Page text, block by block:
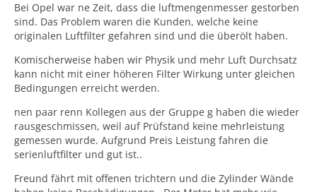
Bei Opel war ne Zeit, dass die luftmengenmesser gestorben
sind. Das Problem waren die Kunden, welche keine
originalen Luftfilter gefahren sind und die überölt haben.
Komischerweise haben wir Physik und mehr Luft Durchsatz
kann nicht mit einer höheren Filter Wirkung unter gleichen
Bedingungen erreicht werden.
nen paar renn Kollegen aus der Gruppe g haben die wieder
rausgeschmissen, weil auf Prüfstand keine mehrleistung
gemessen wurde. Aufgrund Preis Leistung fahren die
serienluftfilter und gut ist..
Freund fährt mit offenen trichtern und die Zylinder Wände